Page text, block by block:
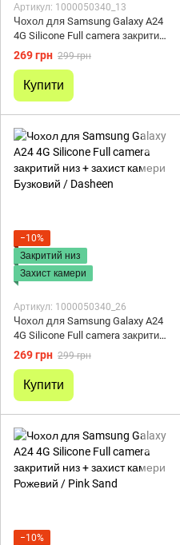
Артикул: 1000050340_13
Чохол для Samsung Galaxy A24
4G Silicone Full camera закритий
низ + захист камери Червоний /
269 грн 299 грн
Купити
−10%
Закритий низ
Захист камери
Артикул: 1000050340_26
Чохол для Samsung Galaxy A24
4G Silicone Full camera закритий
низ + захист камери Бузковий /
Dasheen
269 грн 299 грн
Купити
−10%